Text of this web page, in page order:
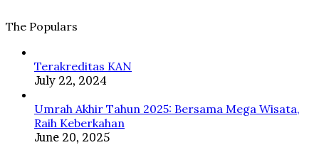
Disayangi
The Populars
Terakreditas KAN
July 22, 2024
Umrah Akhir Tahun 2025: Bersama Mega Wisata,
Raih Keberkahan
June 20, 2025